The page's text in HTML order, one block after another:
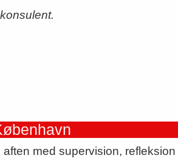
med supervision, refleksion